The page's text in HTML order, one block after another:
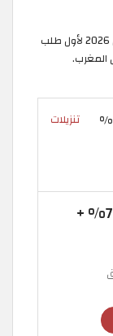
اتبع هذه الخطوات كي تستفيد من كود فارفيتش 2026 لأول طلب
تنزيلات
كود خصم Farfetch : وفّر حتى 70% +